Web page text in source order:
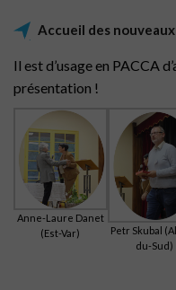
Accueil des
Il est d’usage en PACCA
présentation !
Anne-Laure Danet
(Est-Var)
Petr Skubal
du-Sud)